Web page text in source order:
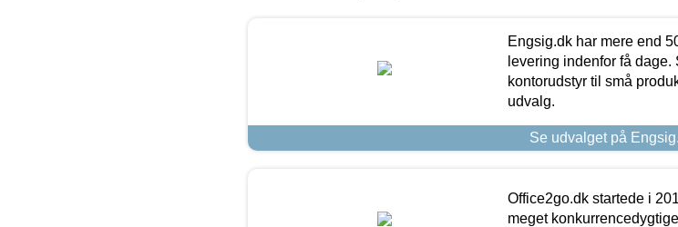
Engsig.dk har mere end
levering indenfor få
kontorudstyr til små
udvalg.
Se udvalget på
Office2go.dk startede i
meget